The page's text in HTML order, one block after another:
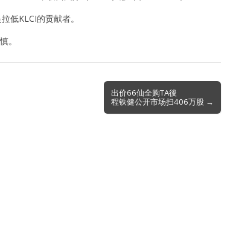
低KLCI的贡献者。
。
出价66仙全购TA後
程铁健公开市场扫406万股 →